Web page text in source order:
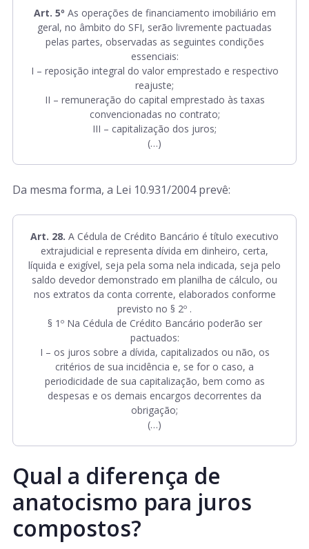
Art. 5º As operações de financiamento imobiliário em
geral, no âmbito do SFI, serão livremente pactuadas
pelas partes, observadas as seguintes condições
essenciais:
I – reposição integral do valor emprestado e respectivo
reajuste;
II – remuneração do capital emprestado às taxas
convencionadas no contrato;
III – capitalização dos juros;
(…)
Da mesma forma, a Lei 10.931/2004 prevê:
Art. 28. A Cédula de Crédito Bancário é título executivo
extrajudicial e representa dívida em dinheiro, certa,
líquida e exigível, seja pela soma nela indicada, seja pelo
saldo devedor demonstrado em planilha de cálculo, ou
nos extratos da conta corrente, elaborados conforme
previsto no § 2º .
§ 1º Na Cédula de Crédito Bancário poderão ser
pactuados:
I – os juros sobre a dívida, capitalizados ou não, os
critérios de sua incidência e, se for o caso, a
periodicidade de sua capitalização, bem como as
despesas e os demais encargos decorrentes da
obrigação;
(…)
Qual a diferença de
anatocismo para juros
compostos?